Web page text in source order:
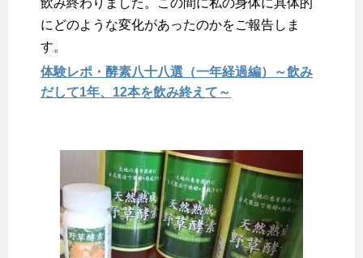
にどのような変化があったのかをご報告しま
す。
体験レポ・酵素八十八選（一年経過編）～飲み
だして1年、12本を飲み終えて～